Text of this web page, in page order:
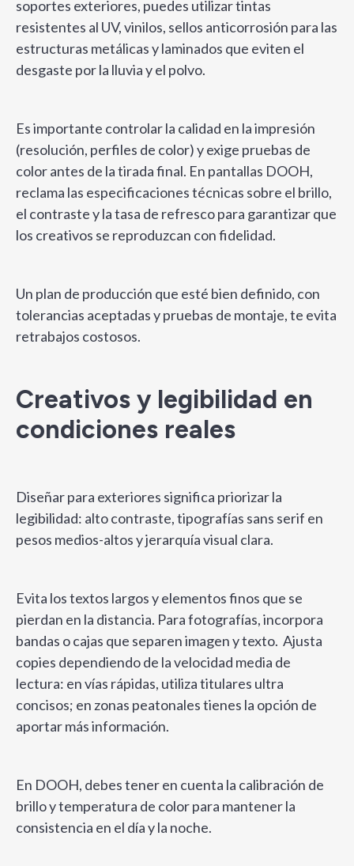
soportes exteriores, puedes utilizar tintas
resistentes al UV, vinilos, sellos anticorrosión para las
estructuras metálicas y laminados que eviten el
desgaste por la lluvia y el polvo.
Es importante controlar la calidad en la impresión
(resolución, perfiles de color) y exige pruebas de
color antes de la tirada final. En pantallas DOOH,
reclama las especificaciones técnicas sobre el brillo,
el contraste y la tasa de refresco para garantizar que
los creativos se reproduzcan con fidelidad.
Un plan de producción que esté bien definido, con
tolerancias aceptadas y pruebas de montaje, te evita
retrabajos costosos.
Creativos y legibilidad en
condiciones reales
Diseñar para exteriores significa priorizar la
legibilidad: alto contraste, tipografías sans serif en
pesos medios-altos y jerarquía visual clara.
Evita los textos largos y elementos finos que se
pierdan en la distancia. Para fotografías, incorpora
bandas o cajas que separen imagen y texto. Ajusta
copies dependiendo de la velocidad media de
lectura: en vías rápidas, utiliza titulares ultra
concisos; en zonas peatonales tienes la opción de
aportar más información.
En DOOH, debes tener en cuenta la calibración de
brillo y temperatura de color para mantener la
consistencia en el día y la noche.